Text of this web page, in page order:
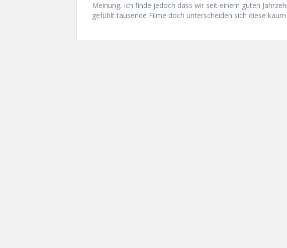
Meinung, ich finde jedoch dass wir seit einem guten
gefühlt tausende Filme doch unterscheiden sich diese